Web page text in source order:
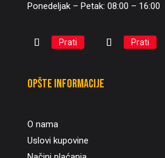
Ponedeljak – Petak: 08:00 – 16:00
Prati Prati
Opšte informacije
O nama
Uslovi kupovine